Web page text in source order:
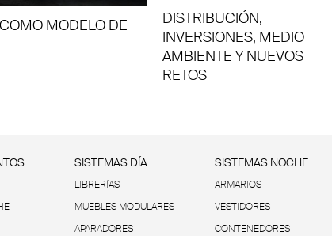
MODELO DE
DISTRIBUCIÓN,
INVERSIONES, MEDIO
AMBIENTE Y NUEVOS
RETOS
SISTEMAS DÍA
LIBRERÍAS
MUEBLES MODULARES
APARADORES
SISTEMAS NOCHE
ARMARIOS
VESTIDORES
CONTENEDORES